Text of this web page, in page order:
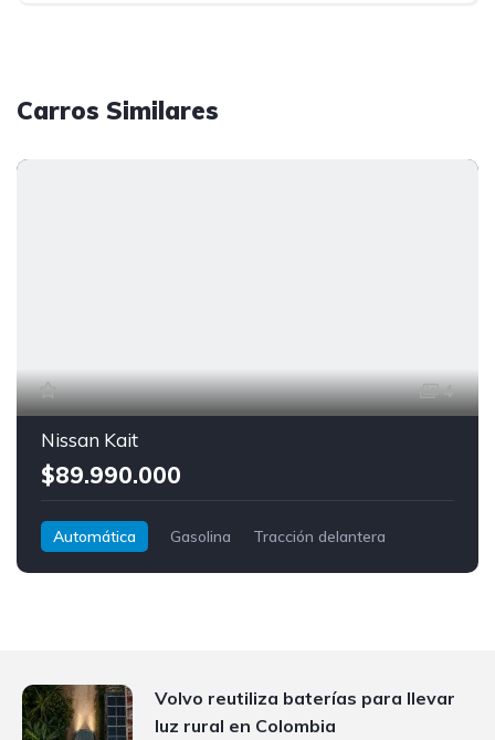
Carros Similares
4
Nissan Kait
$89.990.000
Automática Gasolina
Tracción delantera
Volvo reutiliza baterías para llevar
luz rural en Colombia